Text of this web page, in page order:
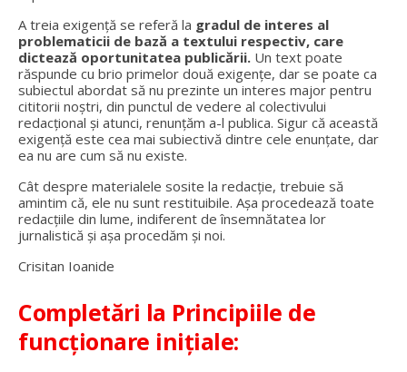
A treia exigență se referă la gradul de interes al
problematicii de bază a textului respectiv, care
dictează oportunitatea publicării. Un text poate
răspunde cu brio primelor două exigențe, dar se poate ca
subiectul abordat să nu prezinte un interes major pentru
cititorii noștri, din punctul de vedere al colectivului
redacțional și atunci, renunțăm a-l publica. Sigur că această
exigență este cea mai subiectivă dintre cele enunțate, dar
ea nu are cum să nu existe.
Cât despre materialele sosite la redacție, trebuie să
amintim că, ele nu sunt restituibile. Așa procedează toate
redacțiile din lume, indiferent de însemnătatea lor
jurnalistică și așa procedăm și noi.
Crisitan Ioanide
Completări la Principiile de
funcționare inițiale: